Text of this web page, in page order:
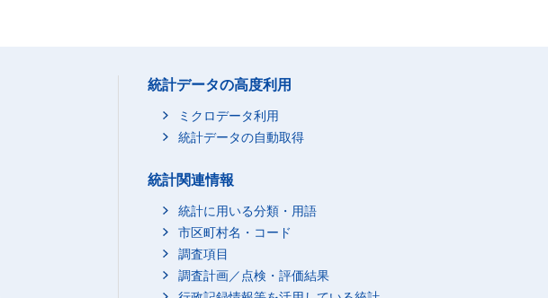
統計データの高度利用
ミクロデータ利用
統計データの自動取得
統計関連情報
統計に用いる分類・用語
市区町村名・コード
調査項目
調査計画／点検・評価結果